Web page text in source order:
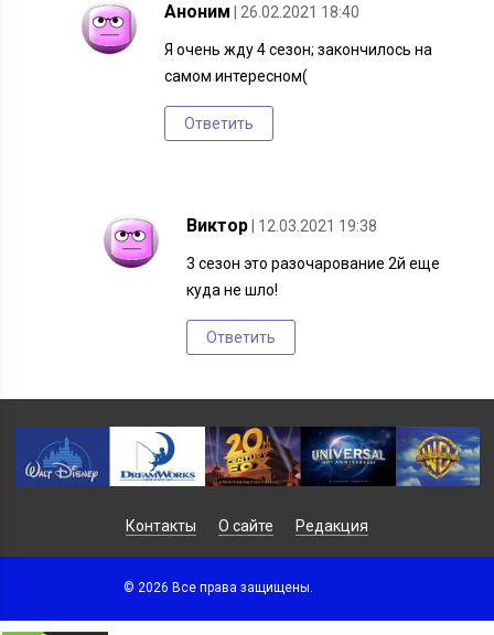
Аноним | 26.02.2021 18:40
Я очень жду 4 сезон; закончилось на
самом интересном(
Ответить
Виктор | 12.03.2021 19:38
3 сезон это разочарование 2й еще
куда не шло!
Ответить
Контакты О сайте Редакция
© 2026 Все права защищены.